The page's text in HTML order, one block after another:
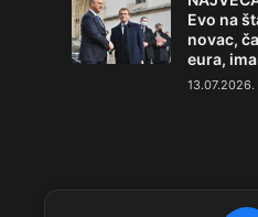
Evo na
novac,
eura,
13.07.2026.